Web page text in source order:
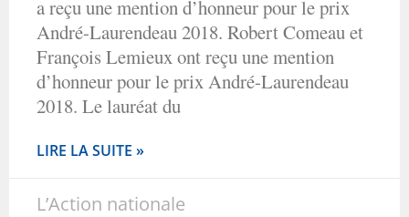
a reçu une mention d’honneur pour le prix
André-Laurendeau 2018. Robert Comeau et
François Lemieux ont reçu une mention
d’honneur pour le prix André-Laurendeau
2018. Le lauréat du
LIRE LA SUITE »
L’Action nationale